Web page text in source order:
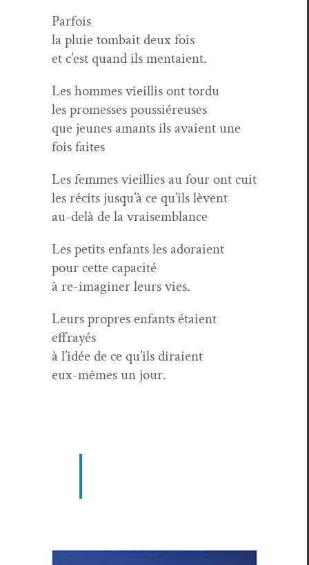
Par­fois
la pluie tombait deux fois
et c’est quand ils mentaient.
Les hommes vieil­lis ont tordu
les promess­es poussiéreuses
que jeunes amants ils avaient une
fois faites
Les femmes vieil­lies au four ont cuit
les réc­its jusqu’à ce qu’ils lèvent
au-delà de la vraisemblance
Les petits enfants les adoraient
pour cette capacité
à re-imag­in­er leurs vies.
Leurs pro­pres enfants étaient
effrayés
à l’idée de ce qu’ils diraient
eux-mêmes un jour.